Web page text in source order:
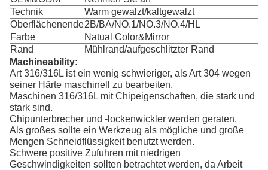
Technik
Warm gewalzt/kaltgewalzt
Oberflächenende2B/BA/NO.1/NO.3/NO.4/HL
Farbe
Natual Color&Mirror
Rand
Mühlrand/aufgeschlitzter Rand
Machineability:
Art 316/316L ist ein wenig schwieriger, als Art 304 wegen
seiner Härte maschinell zu bearbeiten.
Maschinen 316/316L mit Chipeigenschaften, die stark und
stark sind.
Chipunterbrecher und -lockenwickler werden geraten.
Als großes sollte ein Werkzeug als mögliche und große
Mengen Schneidflüssigkeit benutzt werden.
Schwere positive Zufuhren mit niedrigen
Geschwindigkeiten sollten betrachtet werden, da Arbeit